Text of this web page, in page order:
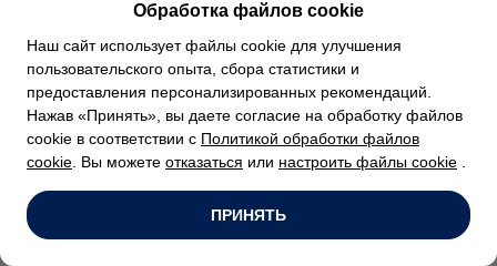
Новость от 17.07.2020
Обработка файлов cookie
Наш сайт использует файлы cookie для улучшения
пользовательского опыта, сбора статистики и
предоставления персонализированных рекомендаций.
Нажав «Принять», вы даете согласие на обработку файлов
cookie в соответствии с Политикой обработки файлов
cookie . Вы можете отказаться или настроить файлы cookie
ПРИНЯТЬ